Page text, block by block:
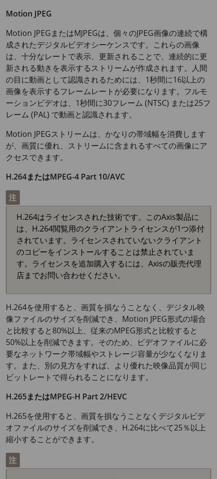
Motion JPEG
Motion JPEGまたはMJPEGは、個々のJPEG画像の連続で構
成されたデジタルビデオシーケンスです。これらの画像
は、十分なレートで表示、更新されることで、連続的に更
新される動きを表示するストリームが作成されます。人間
の目に動画として認識されるためには、1秒間に16以上の
画像を表示するフレームレートが必要になります。フルモ
ーションビデオは、1秒間に30フレーム (NTSC) または25フ
レーム (PAL) で動画と認識されます。
Motion JPEGストリームは、かなりの帯域幅を消費します
が、画質に優れ、ストリームに含まれるすべての画像にア
クセスできます。
H.264またはMPEG-4 Part 10/AVC
注
H.264はライセンスされた技術です。このAxis製品に
は、H.264閲覧用のクライアントライセンスが1つ添付
されています。ライセンスされていないクライアント
のコピーをインストールすることは禁止されていま
す。ライセンスを追加購入するには、Axisの販売代理
店までお問い合わせください。
H.264を使用すると、画質を損なうことなく、デジタル映
像ファイルのサイズを削減でき、Motion JPEG形式の場合
と比較すると80%以上、従来のMPEG形式と比較すると
50%以上を削減できます。そのため、ビデオファイルに必
要なネットワーク帯域幅やストレージ容量が少なくなりま
す。また、別の見方をすれば、より優れた映像品質が同じ
ビットレートで得られることになります。
H.265またはMPEG-H Part 2/HEVC
H.265を使用すると、画質を損なうことなくデジタルビデ
オファイルのサイズを削減でき、H.264に比べて25％以上
縮小することができます。
注